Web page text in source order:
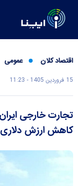
اقتصاد کلان عمومی
15 فروردين 1405 - 11:23
کاهش ارزش دلاری